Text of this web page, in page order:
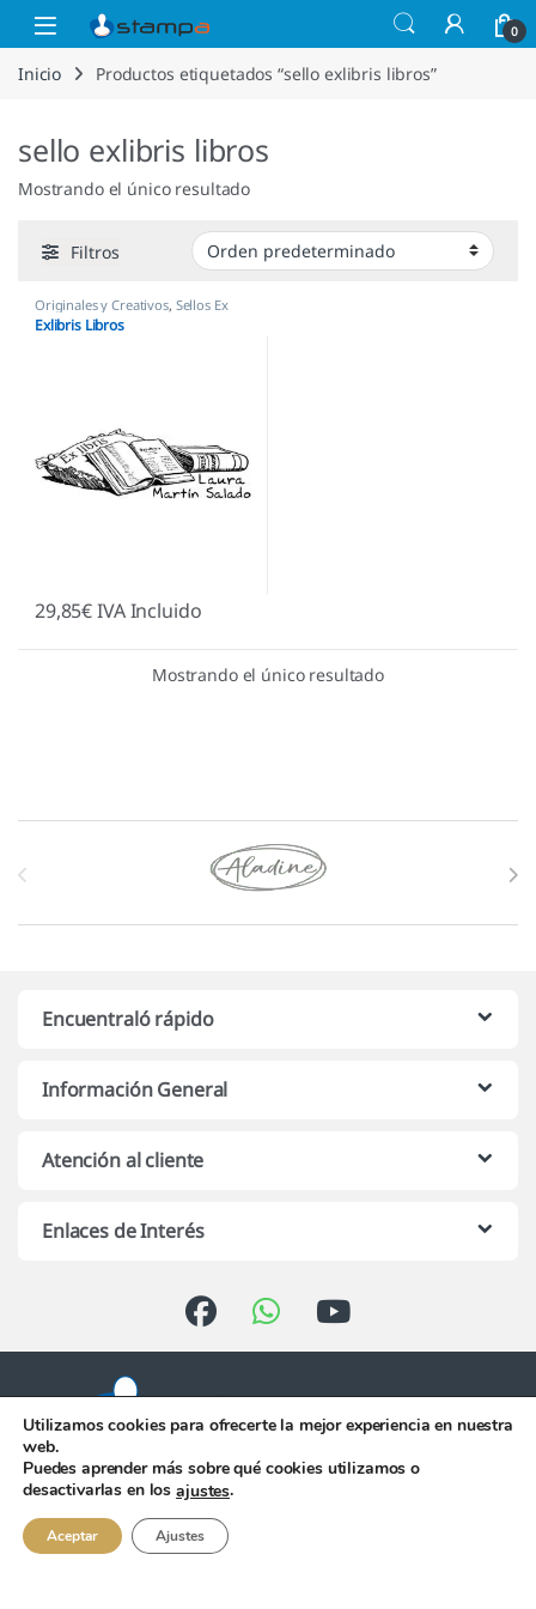
Saltar a la navegación
Saltar al contenido
Open 0
Inicio Productos etiquetados “sello exlibris libros”
sello exlibris libros
Mostrando el único resultado
Filtros
Originales y Creativos, Sellos Ex
Libris
Exlibris Libros
29,85€IVA Incluido
Mostrando el único resultado
Marcas De Carrusel
Encuentraló rápido
Información General
Atención al cliente
Enlaces de Interés
Atención telefónica de 10:00 h.
956 344 058
Utilizamos cookies para ofrecerte la mejor experiencia en nuestra
web.
Puedes aprender más sobre qué cookies utilizamos o
desactivarlas en losajustes.
Aceptar Ajustes